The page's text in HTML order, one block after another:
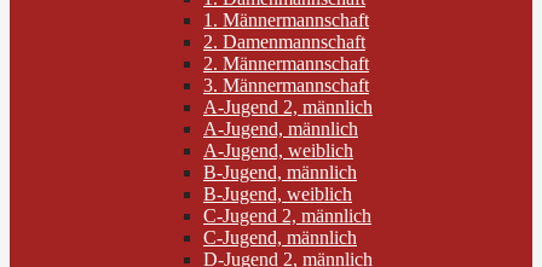
1. Männermannschaft
2. Damenmannschaft
2. Männermannschaft
3. Männermannschaft
A-Jugend 2, männlich
A-Jugend, männlich
A-Jugend, weiblich
B-Jugend, männlich
B-Jugend, weiblich
C-Jugend 2, männlich
C-Jugend, männlich
D-Jugend 2, männlich